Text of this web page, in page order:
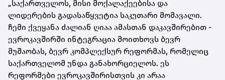
„საქართველოს, მისი მოქალაქეებისა და
ლიდერების გადასაწყვეტია საკუთარი მომავალი.
ჩემი ქვეყანა ძალიან ღიაა ამასთან დაკავშირებით -
ევროკავშირში ინტეგრაცია მოითხოვს ბევრ
მუშაობას, ბევრ კომპლექსურ რეფორმას, რომელიც
საქართველომ უნდა განახორციელოს. ეს
რეფორმები ევროკავშირისთვის კი არაა